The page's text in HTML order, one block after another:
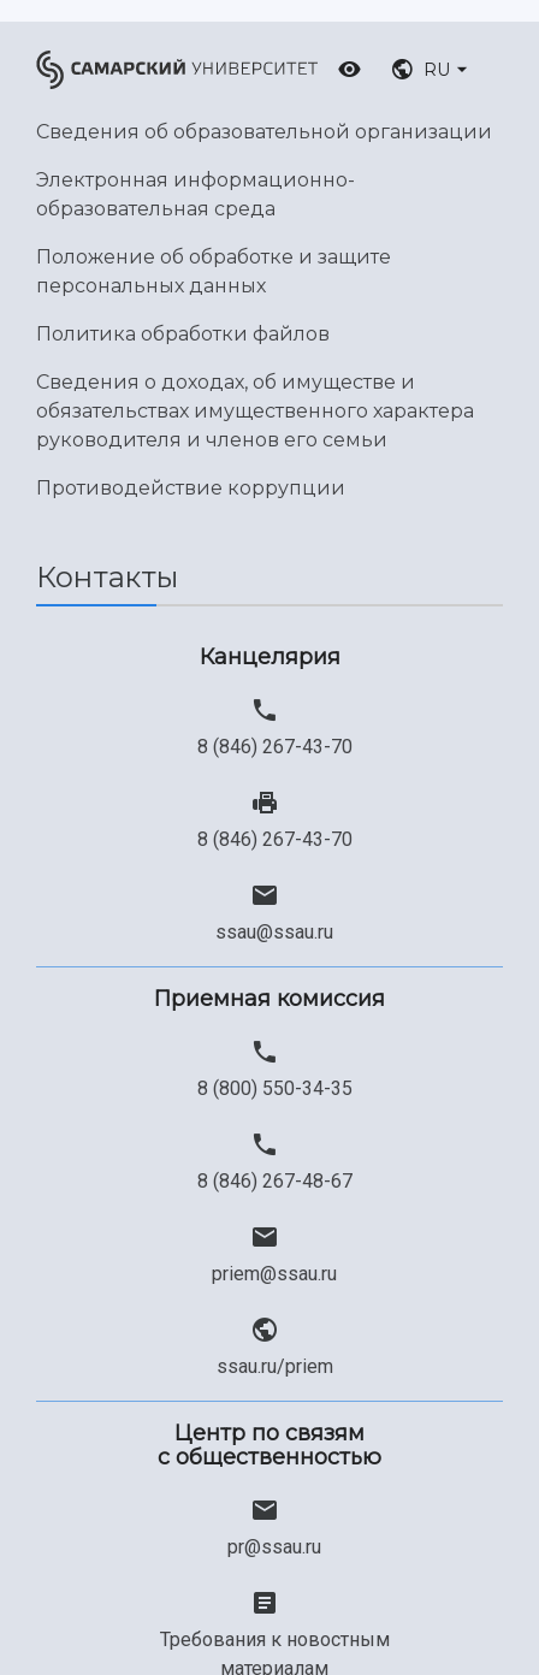
RU
Сведения об образовательной организации
Электронная информационно-
образовательная среда
Положение об обработке и защите
персональных данных
Политика обработки файлов
Сведения о доходах, об имуществе и
обязательствах имущественного характера
руководителя и членов его семьи
Противодействие коррупции
Контакты
Канцелярия
8 (846) 267-43-70
8 (846) 267-43-70
ssau@ssau.ru
Приемная комиссия
8 (800) 550-34-35
8 (846) 267-48-67
priem@ssau.ru
ssau.ru/priem
Центр по связям
с общественностью
pr@ssau.ru
Требования к новостным
материалам